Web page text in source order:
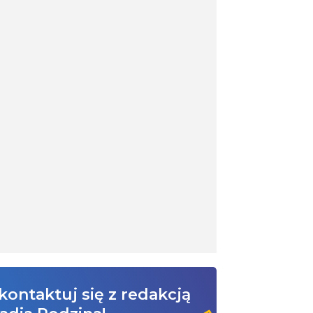
się z redakcją